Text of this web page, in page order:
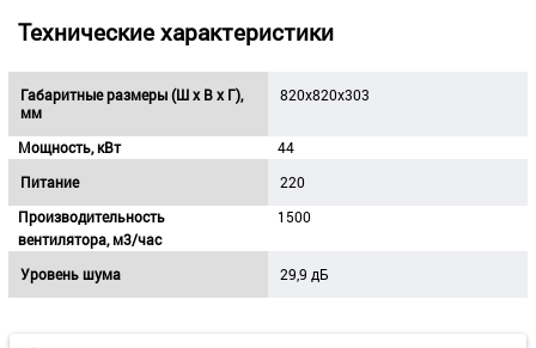
Технические характеристики
Габаритные размеры (Ш х В х Г),
мм
820x820x303
Мощность, кВт
44
Питание
220
Производительность
вентилятора, м3/час
1500
Уровень шума 29,9 дБ